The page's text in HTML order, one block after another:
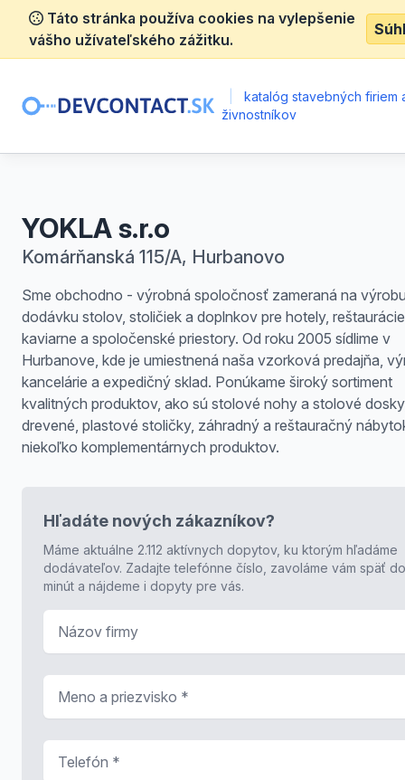
Táto stránka používa cookies na vylepšenie
vášho užívateľského zážitku.
katalóg stavebných firiem
živnostníkov
YOKLA s.r.o
Komárňanská 115/A, Hurbanovo
Sme obchodno - výrobná spoločnosť zameraná na
dodávku stolov, stoličiek a doplnkov pre hotely,
kaviarne a spoločenské priestory. Od roku 2005 sídlime v
Hurbanove, kde je umiestnená naša vzorková predajňa,
kancelárie a expedičný sklad. Ponúkame široký sortiment
kvalitných produktov, ako sú stolové nohy a stolové
drevené, plastové stoličky, záhradný a reštauračný
niekoľko komplementárnych produktov.
Hľadáte nových zákazníkov?
Máme aktuálne 2.112 aktívnych dopytov, ku ktorým hľadáme
dodávateľov. Zadajte telefónne číslo, zavoláme vám späť
minút a nájdeme i dopyty pre vás.